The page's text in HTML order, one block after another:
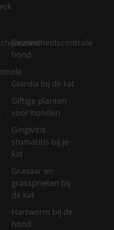
Gezondheidscontrole
hond
Giardia bij de kat
Giftige planten
voor honden
Gingivitis
stomatitis bij je
kat
Grasaar en
grassprieten bij
de kat
Hartworm bij de
hond